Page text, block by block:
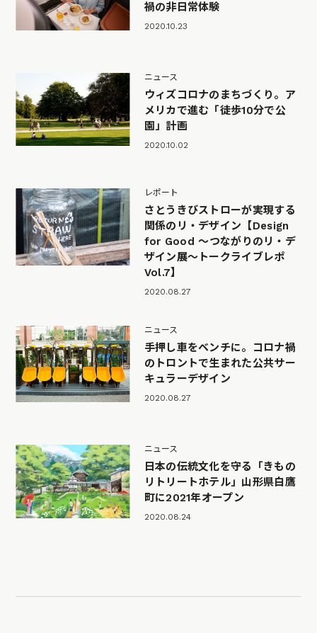
禍の非日常体験
2020.10.23
ニュース
ウィズコロナのまちづくり。ア
メリカで進む「徒歩10分で公
園」計画
2020.10.02
レポート
さとうきびストローが実現する
関係のリ・デザイン【Design
for Good 〜つながりのリ・デ
ザイン展〜トークライブレポ
Vol.7】
2020.08.27
ニュース
手押し車をベンチに。コロナ禍
のトロントで生まれた公共サー
キュラーデザイン
2020.08.27
ニュース
日本の伝統文化を守る「きもの
リトリートホテル」山形県白鷹
町に2021年オープン
2020.08.24